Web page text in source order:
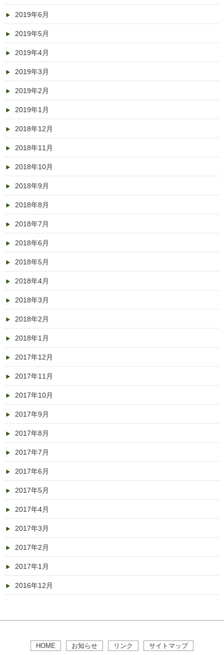
2019年6月
2019年5月
2019年4月
2019年3月
2019年2月
2019年1月
2018年12月
2018年11月
2018年10月
2018年9月
2018年8月
2018年7月
2018年6月
2018年5月
2018年4月
2018年3月
2018年2月
2018年1月
2017年12月
2017年11月
2017年10月
2017年9月
2017年8月
2017年7月
2017年6月
2017年5月
2017年4月
2017年3月
2017年2月
2017年1月
2016年12月
HOME お知らせ リンク サイトマップ